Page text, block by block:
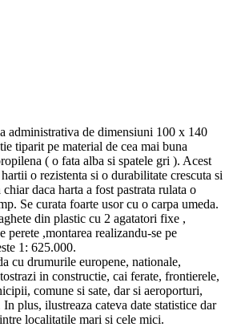
administrativa de dimensiuni 100 x 140
tiparit pe material de cea mai buna
( o fata alba si spatele gri ). Acest
o rezistenta si o durabilitate crescuta si
daca harta a fost pastrata rulata o
Se curata foarte usor cu o carpa umeda.
din plastic cu 2 agatatori fixe ,
perete ,montarea realizandu-se pe
1: 625.000.
cu drumurile europene, nationale,
in constructie, cai ferate, frontierele,
comune si sate, dar si aeroporturi,
plus, ilustreaza cateva date statistice dar
localitatile mari si cele mici.